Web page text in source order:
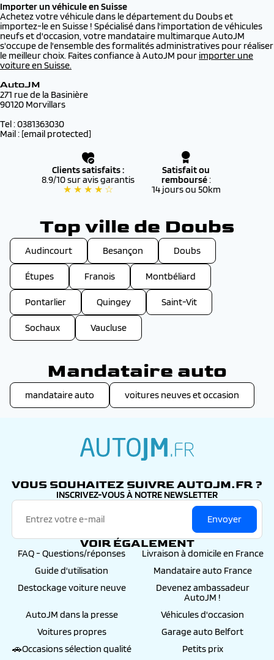
Importer un véhicule en Suisse
Achetez votre véhicule dans le département du Doubs et
importez-le en Suisse ! Spécialisé dans l'importation de véhicules
neufs et d'occasion, votre mandataire multimarque AutoJM
s'occupe de l'ensemble des formalités administratives pour réaliser
le meilleur choix. Faites confiance à AutoJM pour importer une
voiture en Suisse.
AutoJM
271 rue de la Basinière
90120 Morvillars
Tel : 0381363030
Mail : [email protected]
Clients satisfaits :
8.9/10 sur avis garantis
★ ★ ★ ★ ☆
Satisfait ou
remboursé:
14 jours ou 50km
Top ville de Doubs
Audincourt Besançon Doubs
Étupes Franois Montbéliard
Pontarlier Quingey Saint-Vit
Sochaux Vaucluse
Mandataire auto
mandataire auto voitures neuves et occasion
VOUS SOUHAITEZ SUIVRE AUTOJM.FR ?
INSCRIVEZ-VOUS À NOTRE NEWSLETTER
Envoyer
VOIR ÉGALEMENT
FAQ - Questions/réponses
Livraison à domicile en France
Guide d'utilisation
Mandataire auto France
Destockage voiture neuve
Devenez ambassadeur
AutoJM !
AutoJM dans la presse
Véhicules d'occasion
Voitures propres
Garage auto Belfort
🚗Occasions sélection qualité
Petits prix